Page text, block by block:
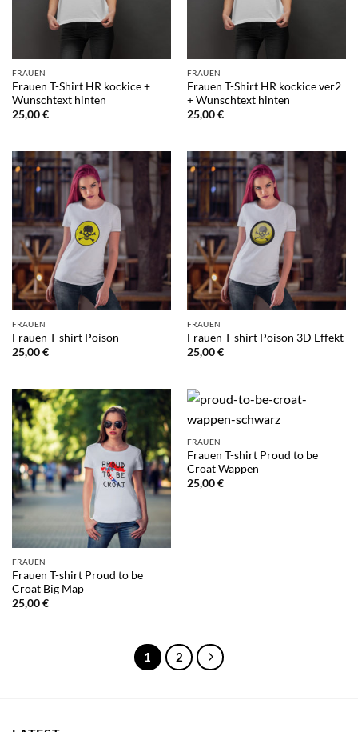
FRAUEN
Frauen T-Shirt HR kockice +
Wunschtext hinten
25,00€
FRAUEN
Frauen T-Shirt HR kockice ver2
+ Wunschtext hinten
25,00€
FRAUEN
Frauen T-shirt Poison
25,00€
FRAUEN
Frauen T-shirt Poison 3D Effekt
25,00€
FRAUEN
Frauen T-shirt Proud to be
Croat Big Map
25,00€
FRAUEN
Frauen T-shirt Proud to be
Croat Wappen
25,00€
1 2